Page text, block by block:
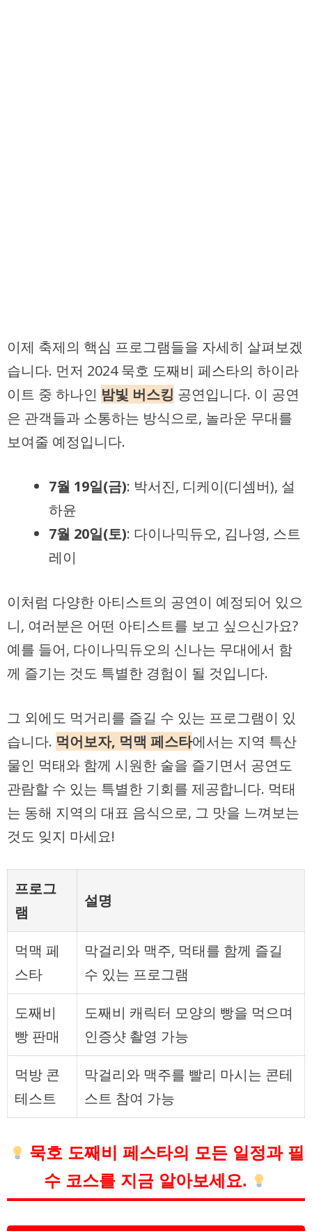
이제 축제의 핵심 프로그램들을 자세히 살펴보겠
습니다. 먼저 2024 묵호 도째비 페스타의 하이라
이트 중 하나인 밤빛 버스킹 공연입니다. 이 공연
은 관객들과 소통하는 방식으로, 놀라운 무대를
보여줄 예정입니다.
7월 19일(금): 박서진, 디케이(디셈버), 설
하윤
7월 20일(토): 다이나믹듀오, 김나영, 스트
레이
이처럼 다양한 아티스트의 공연이 예정되어 있으
니, 여러분은 어떤 아티스트를 보고 싶으신가요?
예를 들어, 다이나믹듀오의 신나는 무대에서 함
께 즐기는 것도 특별한 경험이 될 것입니다.
그 외에도 먹거리를 즐길 수 있는 프로그램이 있
습니다. 먹어보자, 먹맥 페스타에서는 지역 특산
물인 먹태와 함께 시원한 술을 즐기면서 공연도
관람할 수 있는 특별한 기회를 제공합니다. 먹태
는 동해 지역의 대표 음식으로, 그 맛을 느껴보는
것도 잊지 마세요!
프로그
램
설명
먹맥 페
스타
막걸리와 맥주, 먹태를 함께 즐길
수 있는 프로그램
도째비
빵 판매
도째비 캐릭터 모양의 빵을 먹으며
인증샷 촬영 가능
먹방 콘
테스트
막걸리와 맥주를 빨리 마시는 콘테
스트 참여 가능
묵호 도째비 페스타의 모든 일정과 필
수 코스를 지금 알아보세요.